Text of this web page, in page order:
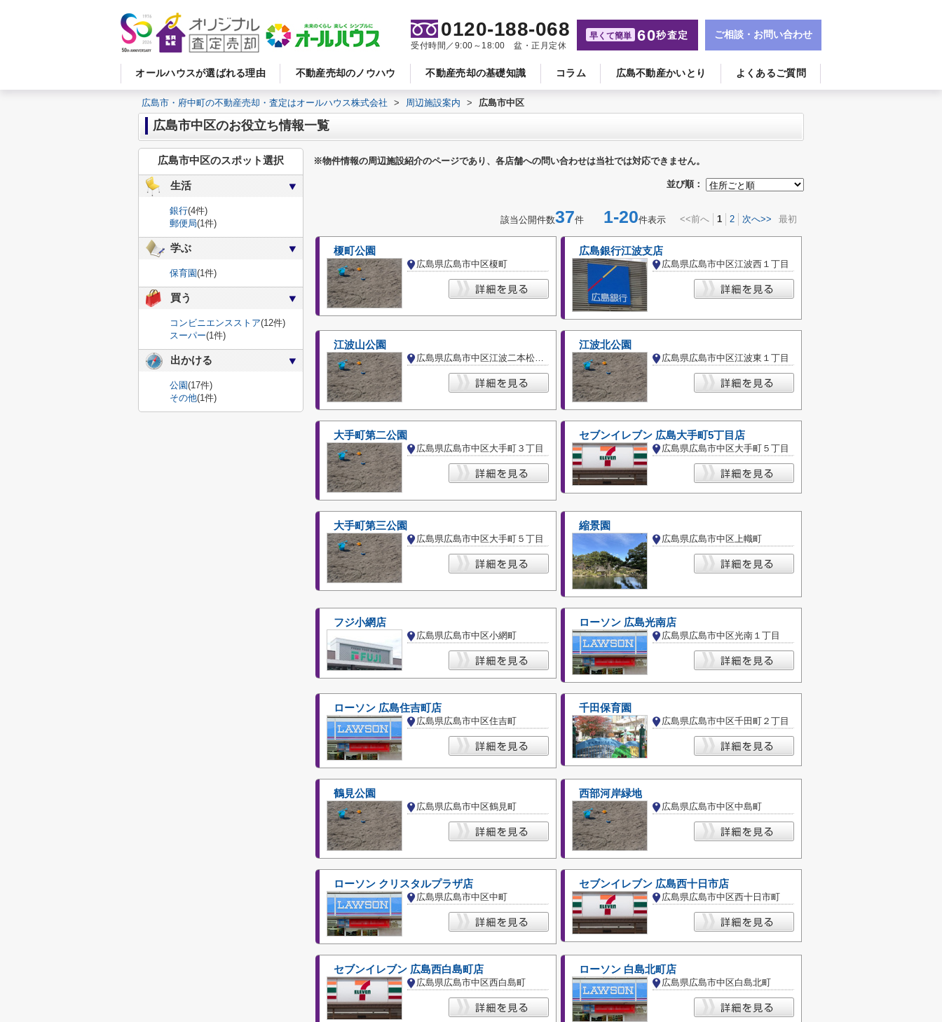
オールハウスが選ばれる理由 不動産売却のノウハウ 不動産売却の基礎知識 コラム 広島不動産かいとり よくあるご質問
0120-188-068
受付時間／9:00～18:00 盆・正月定休
早くて簡単 60秒査定 ご相談・お問い合わせ
広島市・府中町の不動産売却・査定はオールハウス株式会社 > 周辺施設案内 > 広島市中区
広島市中区のお役立ち情報一覧
※物件情報の周辺施設紹介のページであり、各店舗への問い合わせは当社では対応できません。
並び順：
該当公開件数37件 1-20件表示 <<前へ 1 2 次へ>> 最初
榎町公園
広島県広島市中区榎町
広島銀行江波支店
広島県広島市中区江波西１丁目
江波山公園
広島県広島市中区江波二本松２丁目
江波北公園
広島県広島市中区江波東１丁目
大手町第二公園
広島県広島市中区大手町３丁目
セブンイレブン 広島大手町5丁目店
広島県広島市中区大手町５丁目
大手町第三公園
広島県広島市中区大手町５丁目
縮景園
広島県広島市中区上幟町
フジ小網店
広島県広島市中区小網町
ローソン 広島光南店
広島県広島市中区光南１丁目
ローソン 広島住吉町店
広島県広島市中区住吉町
千田保育園
広島県広島市中区千田町２丁目
鶴見公園
広島県広島市中区鶴見町
西部河岸緑地
広島県広島市中区中島町
ローソン クリスタルプラザ店
広島県広島市中区中町
セブンイレブン 広島西十日市店
広島県広島市中区西十日市町
セブンイレブン 広島西白島町店
広島県広島市中区西白島町
ローソン 白島北町店
広島県広島市中区白島北町
広島市中区のスポット選択
生活
銀行(4件)
郵便局(1件)
学ぶ
保育園(1件)
買う
コンビニエンスストア(12件)
スーパー(1件)
出かける
公園(17件)
その他(1件)